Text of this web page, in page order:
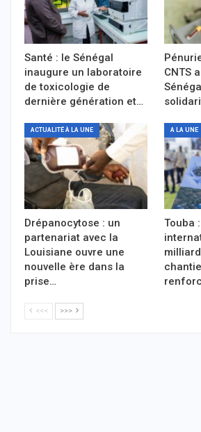
Santé : le Sénégal
inaugure un laboratoire
de toxicologie de
dernière génération et…
CNTS
ACTUALITÉ À LA UNE
Drépanocytose : un
partenariat avec la
Louisiane ouvre une
nouvelle ère dans la
prise…
A LA UNE
Touba
<<< >>>